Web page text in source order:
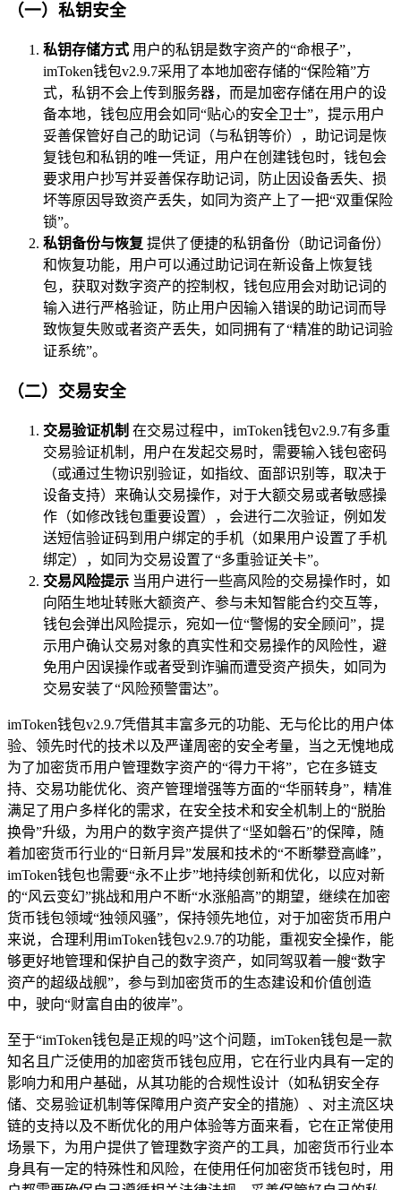
（一）私钥安全
私钥存储方式 用户的私钥是数字资产的“命根子”，
imToken钱包v2.9.7采用了本地加密存储的“保险箱”方
式，私钥不会上传到服务器，而是加密存储在用户的设
备本地，钱包应用会如同“贴心的安全卫士”，提示用户
妥善保管好自己的助记词（与私钥等价），助记词是恢
复钱包和私钥的唯一凭证，用户在创建钱包时，钱包会
要求用户抄写并妥善保存助记词，防止因设备丢失、损
坏等原因导致资产丢失，如同为资产上了一把“双重保险
锁”。
私钥备份与恢复 提供了便捷的私钥备份（助记词备份）
和恢复功能，用户可以通过助记词在新设备上恢复钱
包，获取对数字资产的控制权，钱包应用会对助记词的
输入进行严格验证，防止用户因输入错误的助记词而导
致恢复失败或者资产丢失，如同拥有了“精准的助记词验
证系统”。
（二）交易安全
交易验证机制 在交易过程中，imToken钱包v2.9.7有多重
交易验证机制，用户在发起交易时，需要输入钱包密码
（或通过生物识别验证，如指纹、面部识别等，取决于
设备支持）来确认交易操作，对于大额交易或者敏感操
作（如修改钱包重要设置），会进行二次验证，例如发
送短信验证码到用户绑定的手机（如果用户设置了手机
绑定），如同为交易设置了“多重验证关卡”。
交易风险提示 当用户进行一些高风险的交易操作时，如
向陌生地址转账大额资产、参与未知智能合约交互等，
钱包会弹出风险提示，宛如一位“警惕的安全顾问”，提
示用户确认交易对象的真实性和交易操作的风险性，避
免用户因误操作或者受到诈骗而遭受资产损失，如同为
交易安装了“风险预警雷达”。
imToken钱包v2.9.7凭借其丰富多元的功能、无与伦比的用户体
验、领先时代的技术以及严谨周密的安全考量，当之无愧地成
为了加密货币用户管理数字资产的“得力干将”，它在多链支
持、交易功能优化、资产管理增强等方面的“华丽转身”，精准
满足了用户多样化的需求，在安全技术和安全机制上的“脱胎
换骨”升级，为用户的数字资产提供了“坚如磐石”的保障，随
着加密货币行业的“日新月异”发展和技术的“不断攀登高峰”，
imToken钱包也需要“永不止步”地持续创新和优化，以应对新
的“风云变幻”挑战和用户不断“水涨船高”的期望，继续在加密
货币钱包领域“独领风骚”，保持领先地位，对于加密货币用户
来说，合理利用imToken钱包v2.9.7的功能，重视安全操作，能
够更好地管理和保护自己的数字资产，如同驾驭着一艘“数字
资产的超级战舰”，参与到加密货币的生态建设和价值创造
中，驶向“财富自由的彼岸”。
至于“imToken钱包是正规的吗”这个问题，imToken钱包是一款
知名且广泛使用的加密货币钱包应用，它在行业内具有一定的
影响力和用户基础，从其功能的合规性设计（如私钥安全存
储、交易验证机制等保障用户资产安全的措施）、对主流区块
链的支持以及不断优化的用户体验等方面来看，它在正常使用
场景下，为用户提供了管理数字资产的工具，加密货币行业本
身具有一定的特殊性和风险，在使用任何加密货币钱包时，用